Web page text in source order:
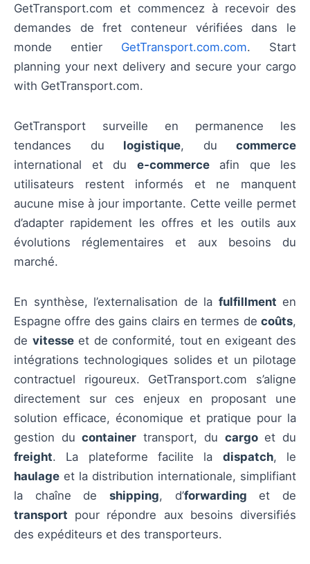
GetTransport.com et commencez à recevoir des
demandes de fret conteneur vérifiées dans le
monde entier GetTransport.com.com. Start
planning your next delivery and secure your cargo
with GetTransport.com.
GetTransport surveille en permanence les
tendances du logistique, du commerce
international et du e‑commerceafin que les
utilisateurs restent informés et ne manquent
aucune mise à jour importante. Cette veille permet
d’adapter rapidement les offres et les outils aux
évolutions réglementaires et aux besoins du
marché.
En synthèse, l’externalisation de la fulfillment en
Espagne offre des gains clairs en termes de coûts,
de vitesseet de conformité, tout en exigeant des
intégrations technologiques solides et un pilotage
contractuel rigoureux. GetTransport.com s’aligne
directement sur ces enjeux en proposant une
solution efficace, économique et pratique pour la
gestion ducontainer transport, du cargoet du
freight. La plateforme facilite la dispatch, le
haulage et la distribution internationale, simplifiant
la chaîne de shipping, d’forwarding et de
transport pour répondre aux besoins diversifiés
des expéditeurs et des transporteurs.